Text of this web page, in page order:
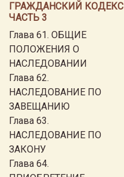
ГРАЖДАНСКИЙ КОДЕКС
ЧАСТЬ 3
Глава 61. ОБЩИЕ
ПОЛОЖЕНИЯ О
НАСЛЕДОВАНИИ
Глава 62.
НАСЛЕДОВАНИЕ ПО
ЗАВЕЩАНИЮ
Глава 63.
НАСЛЕДОВАНИЕ ПО
ЗАКОНУ
Глава 64.